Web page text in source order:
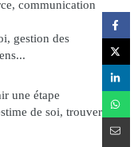
communication
gestion des
une étape
de soi, trouver